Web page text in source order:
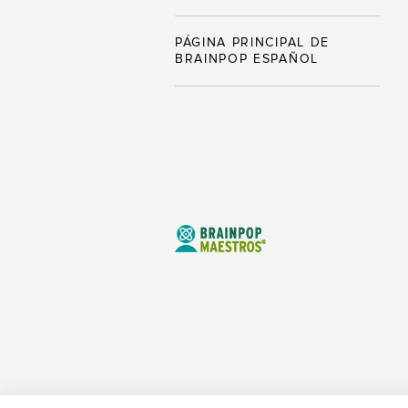
PÁGINA PRINCIPAL DE
BRAINPOP ESPAÑOL